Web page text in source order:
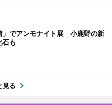
」でアンモナイト展 小鹿野の新
石も
見る